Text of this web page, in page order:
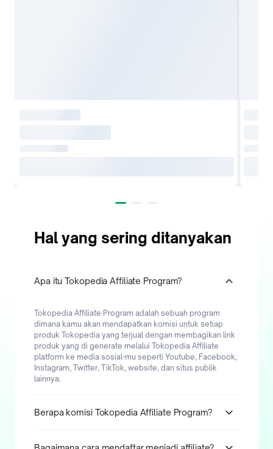
Hal yang sering ditanyakan
Apa itu Tokopedia Affiliate Program?
Tokopedia Affiliate Program adalah sebuah program
dimana kamu akan mendapatkan komisi untuk setiap
produk Tokopedia yang terjual dengan membagikan link
produk yang di generate melalui Tokopedia Affiliate
platform ke media sosial-mu seperti Youtube, Facebook,
Instagram, Twitter, TikTok, website, dan situs publik
lainnya.
Berapa komisi Tokopedia Affiliate Program?
Dapatkan sampai dengan 10% komisi maksimal